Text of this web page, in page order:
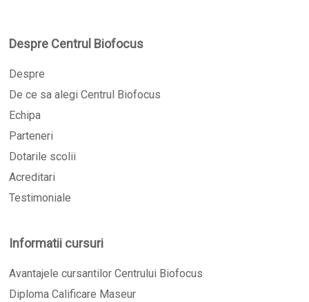
Despre Centrul Biofocus
Despre
De ce sa alegi Centrul Biofocus
Echipa
Parteneri
Dotarile scolii
Acreditari
Testimoniale
Informatii cursuri
Avantajele cursantilor Centrului Biofocus
Diploma Calificare Maseur